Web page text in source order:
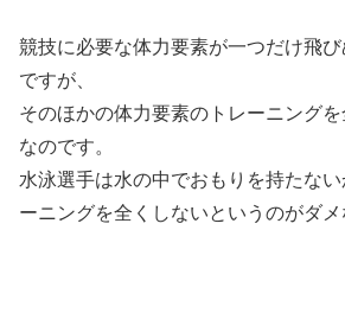
競技に必要な体力要素が一つだけ飛
ですが、
そのほかの体力要素のトレーニング
なのです。
水泳選手は水の中でおもりを持たな
ーニングを全くしないというのがダメ